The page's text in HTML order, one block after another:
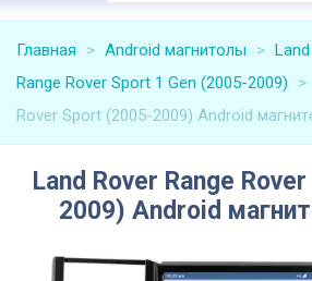
Главная > Android магнитолы >
Range Rover Sport 1 Gen (2005-2009)
>
Rover Sport (2005-2009) Android
Land Rover Range
2009) Android